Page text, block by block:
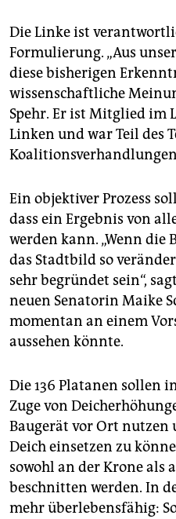
Die Linke ist
Formulierung. „Aus
diese bisherigen
wissenschaftliche
Spehr. Er ist Mitglied im
Linken und war Teil des
Ein objektiver Prozess
dass ein Ergebnis von
werden kann. „Wenn die
das Stadtbild so
sehr begründet sein“,
neuen Senatorin Maike
momentan an einem
aussehen könnte.
Die 136 Platanen sollen
Zuge von
Baugerät vor Ort nutzen
Deich einsetzen zu
sowohl an der Krone als
beschnitten werden. In
mehr überlebensfähig: